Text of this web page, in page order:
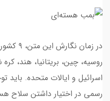
در
روسیه، چین، بریتانیا، هند،
اسرائیل و ایالات متحده. باید
رسمی در اختیار داشتن سلاح